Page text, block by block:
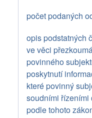
počet podaných
opis podstatných
ve věci
povinného
poskytnutí
které povinný
soudními řízeními
podle tohoto